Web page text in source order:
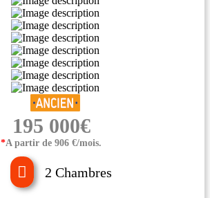
195 000€
*A partir de 906 €/mois.
2 Chambres